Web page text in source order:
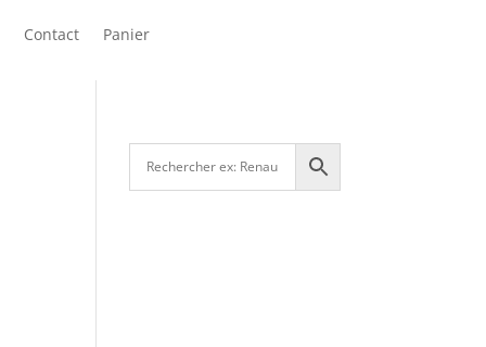
Contact Panier